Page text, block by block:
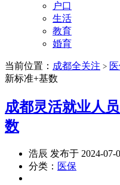
户口
生活
教育
婚育
当前位置： 成都全关注 >
新标准+基数
成都灵活就业人
数
浩辰 发布于 2024-07-
分类： 医保